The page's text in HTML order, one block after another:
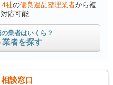
社の優良遺品整理業者から複
応可能
業者はいくら？
業者を探す
談窓口